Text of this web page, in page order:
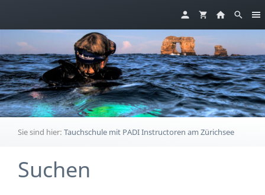
Sie sind hier: Tauchschule mit PADI Instructoren am Zürichsee
Suchen